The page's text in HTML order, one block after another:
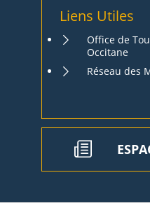
Liens Utiles
Office de
Occitane
Réseau des